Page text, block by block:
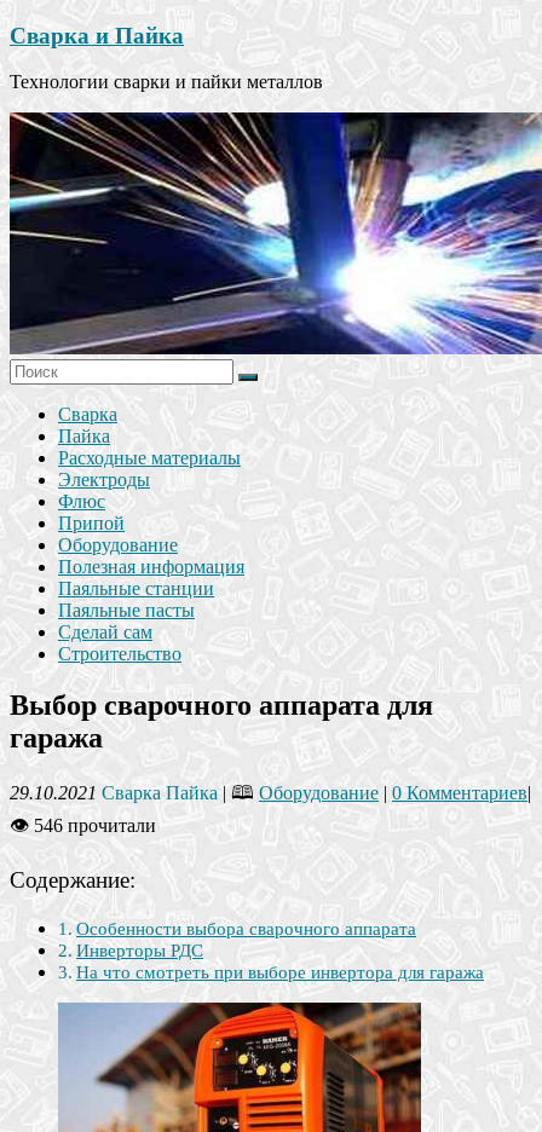
Сварка и Пайка
Технологии сварки и пайки металлов
Сварка
Пайка
Расходные материалы
Электроды
Флюс
Припой
Оборудование
Полезная информация
Паяльные станции
Паяльные пасты
Сделай сам
Строительство
Выбор сварочного аппарата для
гаража
29.10.2021 Сварка Пайка | 🕮 Оборудование | 0 Комментариев|
👁 546 прочитали
Содержание:
Особенности выбора сварочного аппарата
Инверторы РДС
На что смотреть при выборе инвертора для гаража